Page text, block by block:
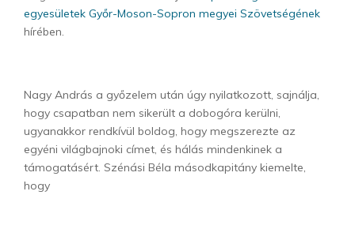
egyesületek Győr-Moson-Sopron megyei Szövetségének
hírében.
Nagy András a győzelem után úgy nyilatkozott, sajnálja,
hogy csapatban nem sikerült a dobogóra kerülni,
ugyanakkor rendkívül boldog, hogy megszerezte az
egyéni világbajnoki címet, és hálás mindenkinek a
támogatásért. Szénási Béla másodkapitány kiemelte,
hogy